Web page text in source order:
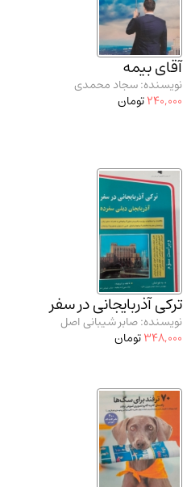
آقای بیمه
نویسنده: سجاد محمدی
240,000تومان
ترکی آذربایجانی در سفر
نویسنده: صابر شیبانی اصل
348,000تومان